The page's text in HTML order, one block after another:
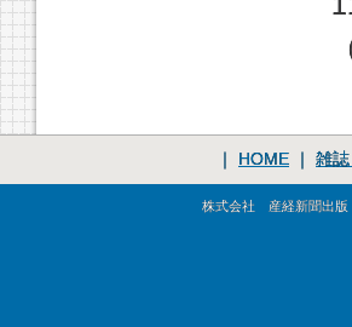
HOME 雑
株式会社 産経新聞出